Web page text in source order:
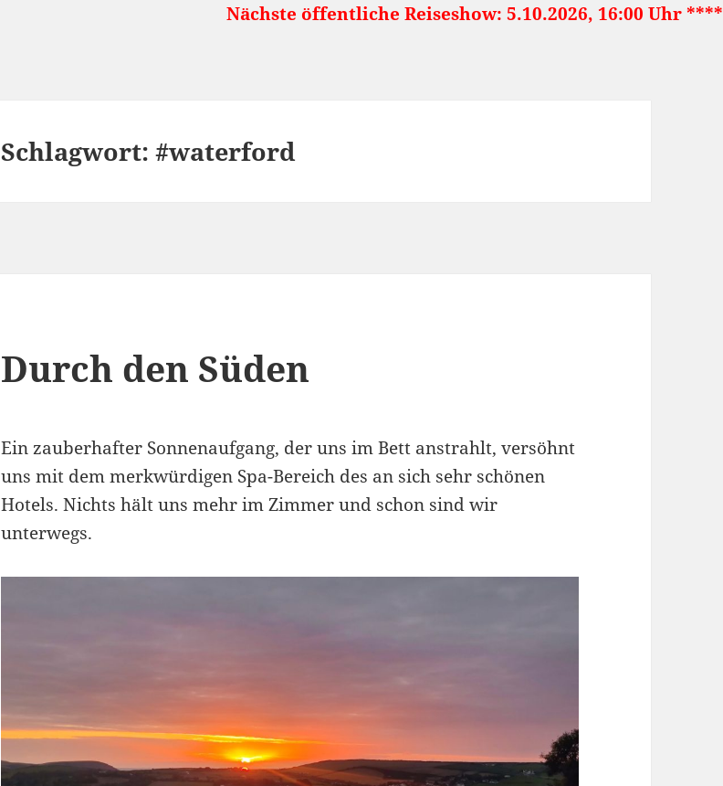
Nächste öffentliche Reiseshow: 5.10.2026, 16:00 Uhr ***** Japan:
Schlagwort:#waterford
Durch den Süden
Ein zauberhafter Sonnenaufgang, der uns im Bett anstrahlt, versöhnt
uns mit dem merkwürdigen Spa-Bereich des an sich sehr schönen
Hotels. Nichts hält uns mehr im Zimmer und schon sind wir
unterwegs.